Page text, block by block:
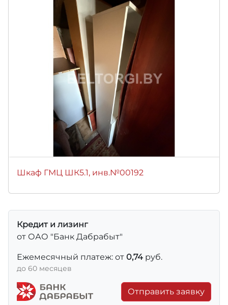
Шкаф ГМЦ ШК5.1, инв.№00192
Кредит и лизинг
от ОАО "Банк Дабрабыт"
Ежемесячный платеж: от 0,74 руб.
до 60 месяцев
Отправить заявку